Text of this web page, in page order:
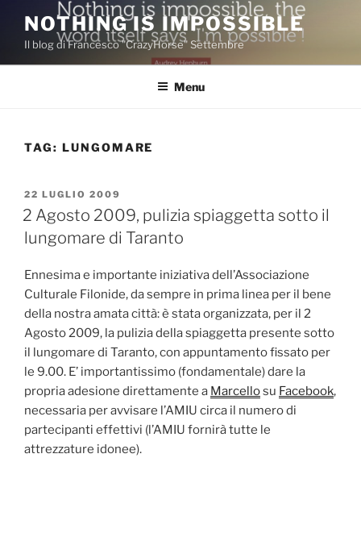
contenuto
NOTHING IS IMPOSSIBLE
Il blog di Francesco "CrazyHorse" Settembre
Menu
TAG: LUNGOMARE
PUBBLICATO
IL
22 LUGLIO 2009
2 Agosto 2009, pulizia spiaggetta sotto il
lungomare di Taranto
Ennesima e importante iniziativa dell’Associazione
Culturale Filonide, da sempre in prima linea per il bene
della nostra amata città: è stata organizzata, per il 2
Agosto 2009, la pulizia della spiaggetta presente sotto
il lungomare di Taranto, con appuntamento fissato per
le 9.00. E’ importantissimo (fondamentale) dare la
propria adesione direttamente a Marcellosu Facebook,
necessaria per avvisare l’AMIU circa il numero di
partecipanti effettivi (l’AMIU fornirà tutte le
attrezzature idonee).